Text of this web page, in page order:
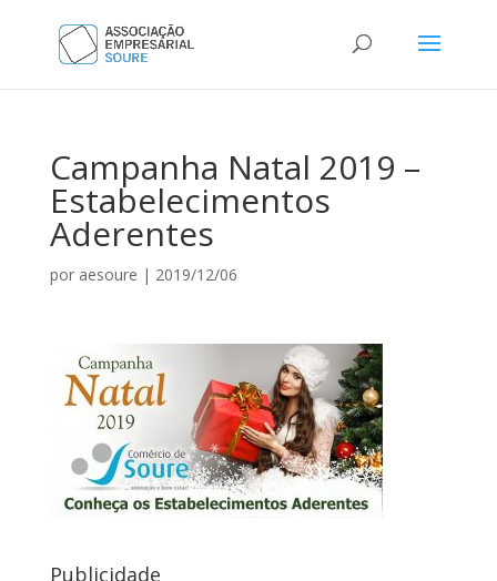
Campanha Natal 2019 –
Estabelecimentos
Aderentes
por aesoure | 2019/12/06
Publicidade